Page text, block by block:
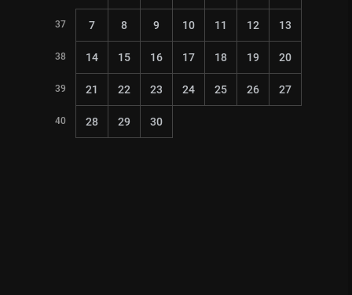
37 7 8 9 10 11 12 13
38 14 15 16 17 18 19 20
39 21 22 23 24 25 26 27
40 28 29 30